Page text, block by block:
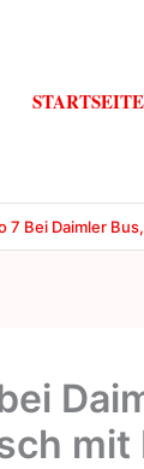
STARTSEITE
7 Bei Daimler
mit